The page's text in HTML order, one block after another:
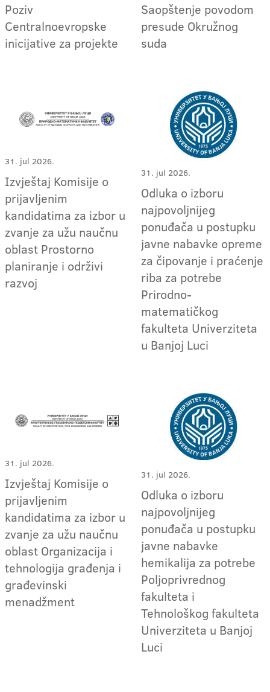
Poziv
Centralnoevropske
inicijative za projekte
Saopštenje povodom
presude Okružnog
suda
31. jul 2026.
Izvještaj Komisije o
prijavljenim
kandidatima za izbor u
zvanje za užu naučnu
oblast Prostorno
planiranje i održivi
razvoj
31. jul 2026.
Odluka o izboru
najpovoljnijeg
ponuđača u postupku
javne nabavke opreme
za čipovanje i praćenje
riba za potrebe
Prirodno-
matematičkog
fakulteta Univerziteta
u Banjoj Luci
31. jul 2026.
Izvještaj Komisije o
prijavljenim
kandidatima za izbor u
zvanje za užu naučnu
oblast Organizacija i
tehnologija građenja i
građevinski
menadžment
31. jul 2026.
Odluka o izboru
najpovoljnijeg
ponuđača u postupku
javne nabavke
hemikalija za potrebe
Poljoprivrednog
fakulteta i
Tehnološkog fakulteta
Univerziteta u Banjoj
Luci